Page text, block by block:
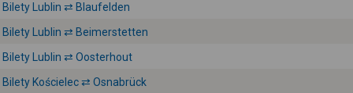
Bilety Lublin ⇄ Blaufelden
Bilety Lublin ⇄ Beimerstetten
Bilety Lublin ⇄ Oosterhout
Bilety Kościelec ⇄ Osnabrück